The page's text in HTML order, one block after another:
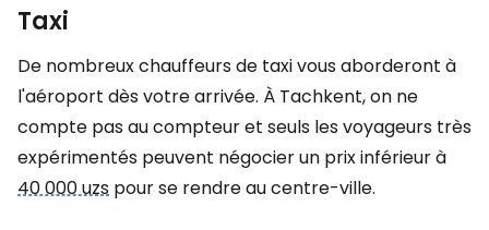
Taxi
De nombreux chauffeurs de taxi vous aborderont à
l'aéroport dès votre arrivée. À Tachkent, on ne
compte pas au compteur et seuls les voyageurs très
expérimentés peuvent négocier un prix inférieur à
40 000 uzs pour se rendre au centre-ville.